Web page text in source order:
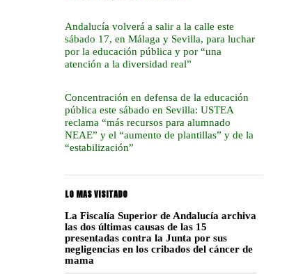
Andalucía volverá a salir a la calle este
sábado 17, en Málaga y Sevilla, para luchar
por la educación pública y por “una
atención a la diversidad real”
Concentración en defensa de la educación
pública este sábado en Sevilla: USTEA
reclama “más recursos para alumnado
NEAE” y el “aumento de plantillas” y de la
“estabilización”
LO MAS VISITADO
La Fiscalía Superior de Andalucía archiva
las dos últimas causas de las 15
presentadas contra la Junta por sus
negligencias en los cribados del cáncer de
mama